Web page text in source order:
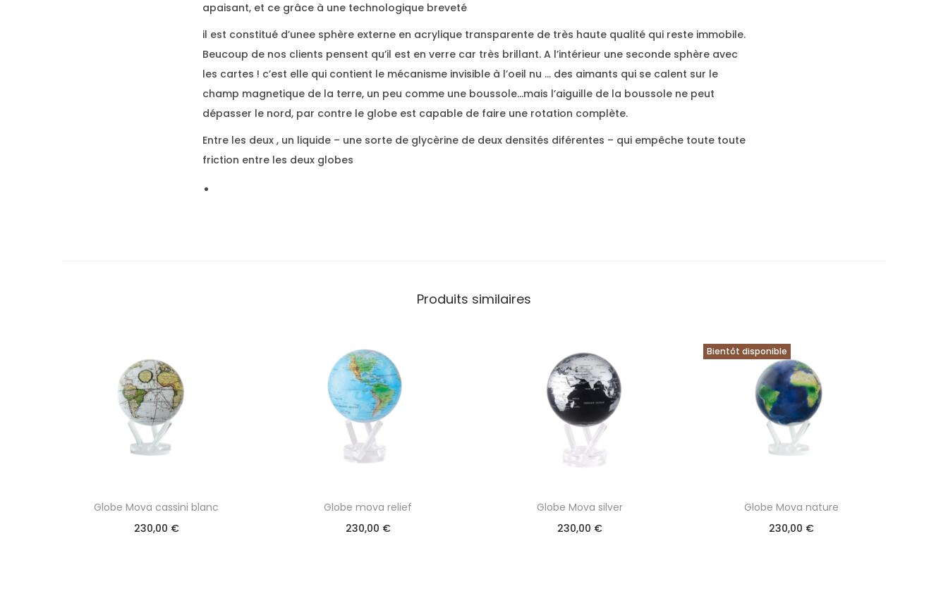
apaisant, et ce grâce à une technologique breveté
il est constitué d’unee sphère externe en acrylique transparente de très haute qualité qui reste immobile.
Beucoup de nos clients pensent qu’il est en verre car très brillant. A l’intérieur une seconde sphère avec
les cartes ! c’est elle qui contient le mécanisme invisible à l’oeil nu … des aimants qui se calent sur le
champ magnetique de la terre, un peu comme une boussole…mais l’aiguille de la boussole ne peut
dépasser le nord, par contre le globe est capable de faire une rotation complète.
Entre les deux , un liquide – une sorte de glycèrine de deux densités diférentes – qui empêche toute toute
friction entre les deux globes
Produits similaires
Globe Mova cassini blanc
230,00 €
Globe mova relief
230,00 €
Globe Mova silver
230,00 €
Bientôt disponible
Globe Mova nature
230,00 €